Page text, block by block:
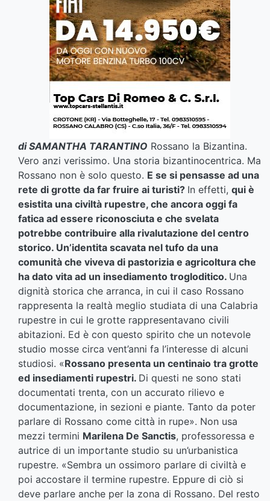
di SAMANTHA TARANTINO Rossano la Bizantina.
Vero anzi verissimo. Una storia bizantinocentrica. Ma
Rossano non è solo questo. E se si pensasse ad una
rete di grotte da far fruire ai turisti? In effetti, qui è
esistita una civiltà rupestre, che ancora oggi fa
fatica ad essere riconosciuta e che svelata
potrebbe contribuire alla rivalutazione del centro
storico. Un’identita scavata nel tufo da una
comunità che viveva di pastorizia e agricoltura che
ha dato vita ad un insediamento trogloditico. Una
dignità storica che arranca, in cui il caso Rossano
rappresenta la realtà meglio studiata di una Calabria
rupestre in cui le grotte rappresentavano civili
abitazioni. Ed è con questo spirito che un notevole
studio mosse circa vent’anni fa l’interesse di alcuni
studiosi. «Rossano presenta un centinaio tra grotte
ed insediamenti rupestri. Di questi ne sono stati
documentati trenta, con un accurato rilievo e
documentazione, in sezioni e piante. Tanto da poter
parlare di Rossano come città in rupe». Non usa
mezzi termini Marilena De Sanctis, professoressa e
autrice di un importante studio su un’urbanistica
rupestre. «Sembra un ossimoro parlare di civiltà e
poi accostare il termine rupestre. Eppure di ciò si
deve parlare anche per la zona di Rossano. Del resto